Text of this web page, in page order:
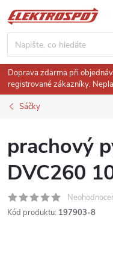
Přejít
na
obsah
Doprava zdarma při
registrované zákazníky.
Sáčky
prachový
DVC260
Kód produktu: 197903-8